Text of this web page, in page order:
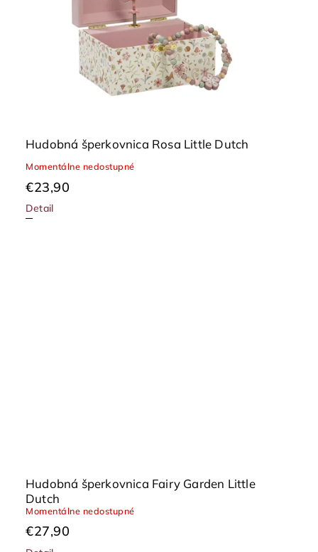
Hudobná šperkovnica Rosa Little Dutch
Momentálne nedostupné
€23,90
Detail
Hudobná šperkovnica Fairy Garden Little
Dutch
Momentálne nedostupné
€27,90